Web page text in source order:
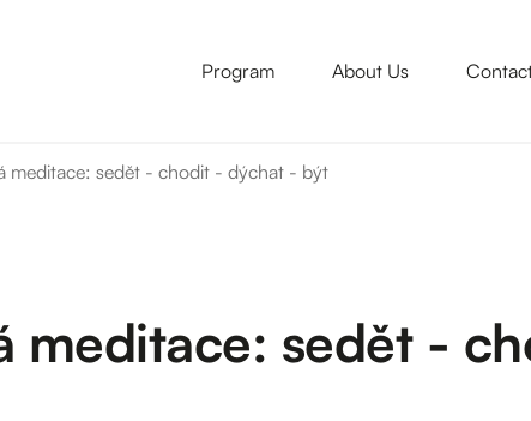
Program About Us
meditace: sedět - chodit - dýchat - být
meditace: sedět -